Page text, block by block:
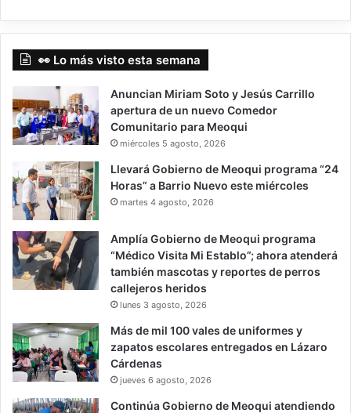
👀 Lo más visto esta semana
Anuncian Miriam Soto y Jesús Carrillo
apertura de un nuevo Comedor
Comunitario para Meoqui
miércoles 5 agosto, 2026
Llevará Gobierno de Meoqui programa “24
Horas” a Barrio Nuevo este miércoles
martes 4 agosto, 2026
Amplía Gobierno de Meoqui programa
“Médico Visita Mi Establo”; ahora atenderá
también mascotas y reportes de perros
callejeros heridos
lunes 3 agosto, 2026
Más de mil 100 vales de uniformes y
zapatos escolares entregados en Lázaro
Cárdenas
jueves 6 agosto, 2026
Continúa Gobierno de Meoqui atendiendo